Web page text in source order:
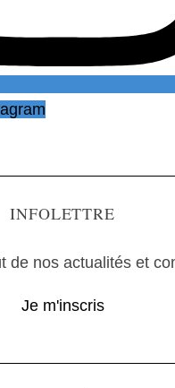
INFOLETTRE
de nos actualités et
Je m'inscris